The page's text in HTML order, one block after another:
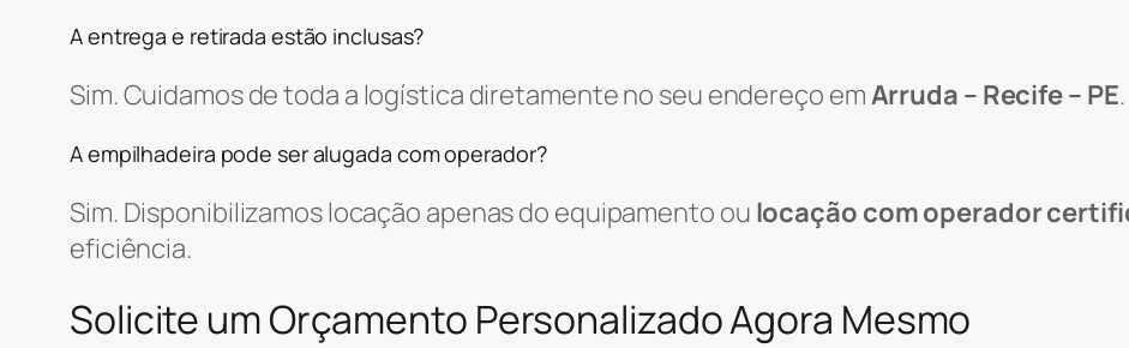
A entrega e retirada estão inclusas?
Sim. Cuidamos de toda a logística diretamente no seu endereço emArruda – Recife – PE.
A empilhadeira pode ser alugada com operador?
Sim. Disponibilizamos locação apenas do equipamento ou locação com operador
eficiência.
Solicite um Orçamento Personalizado Agora Mesmo